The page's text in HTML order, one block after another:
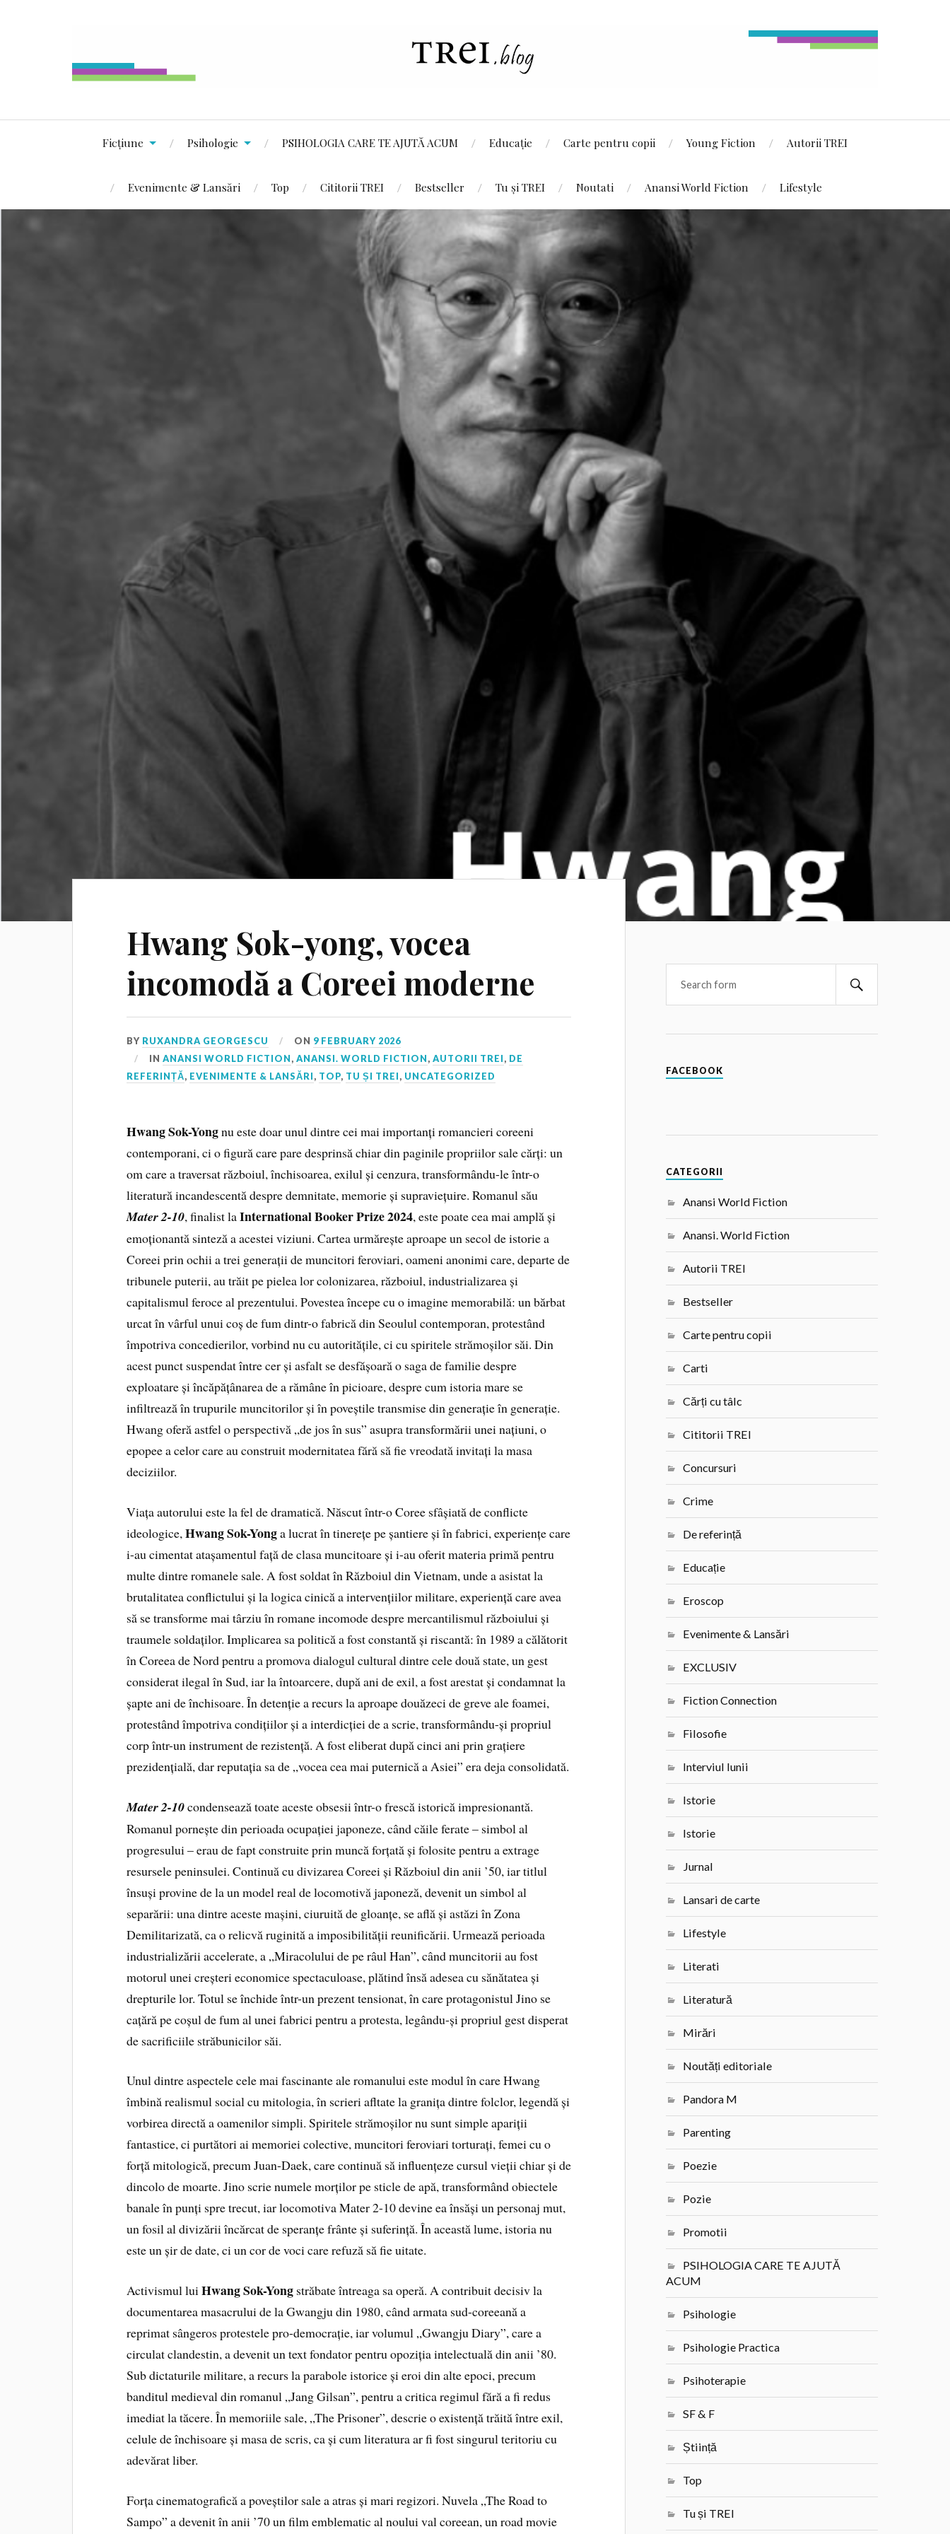
Ficțiune Psihologie PSIHOLOGIA CARE TE AJUTĂ ACUM Educație Carte pentru copii Young Fiction Autorii TREI
Evenimente & Lansări Top Cititorii TREI Bestseller Tu și TREI Noutati Anansi World Fiction Lifestyle
Hwang Sok-yong, vocea
incomodă a Coreei moderne
BY RUXANDRA GEORGESCU ON 9 FEBRUARY 2026
INANANSI WORLD FICTION,ANANSI. WORLD FICTION,AUTORII TREI, DE
REFERINȚĂ, EVENIMENTE & LANSĂRI, TOP, TU ȘI TREI, UNCATEGORIZED
Hwang Sok-Yongnu este doar unul dintre cei mai importanți romancieri coreeni
contemporani, ci o figură care pare desprinsă chiar din paginile propriilor sale cărți: un
om care a traversat războiul, închisoarea, exilul și cenzura, transformându-le într-o
literatură incandescentă despre demnitate, memorie și supraviețuire. Romanul său
Mater 2-10, finalist laInternational Booker Prize 2024, este poate cea mai amplă și
emoționantă sinteză a acestei viziuni. Cartea urmărește aproape un secol de istorie a
Coreei prin ochii a trei generații de muncitori feroviari, oameni anonimi care, departe de
tribunele puterii, au trăit pe pielea lor colonizarea, războiul, industrializarea și
capitalismul feroce al prezentului. Povestea începe cu o imagine memorabilă: un bărbat
urcat în vârful unui coș de fum dintr-o fabrică din Seoulul contemporan, protestând
împotriva concedierilor, vorbind nu cu autoritățile, ci cu spiritele strămoșilor săi. Din
acest punct suspendat între cer și asfalt se desfășoară o saga de familie despre
exploatare și încăpățânarea de a rămâne în picioare, despre cum istoria mare se
infiltrează în trupurile muncitorilor și în poveștile transmise din generație în generație.
Hwang oferă astfel o perspectivă „de jos în sus” asupra transformării unei națiuni, o
epopee a celor care au construit modernitatea fără să fie vreodată invitați la masa
deciziilor.
Viața autorului este la fel de dramatică. Născut într-o Coree sfâșiată de conflicte
ideologice,Hwang Sok-Yonga lucrat în tinerețe pe șantiere și în fabrici, experiențe care
i-au cimentat atașamentul față de clasa muncitoare și i-au oferit materia primă pentru
multe dintre romanele sale. A fost soldat în Războiul din Vietnam, unde a asistat la
brutalitatea conflictului și la logica cinică a intervențiilor militare, experiență care avea
să se transforme mai târziu în romane incomode despre mercantilismul războiului și
traumele soldaților. Implicarea sa politică a fost constantă și riscantă: în 1989 a călătorit
în Coreea de Nord pentru a promova dialogul cultural dintre cele două state, un gest
considerat ilegal în Sud, iar la întoarcere, după ani de exil, a fost arestat și condamnat la
șapte ani de închisoare. În detenție a recurs la aproape douăzeci de greve ale foamei,
protestând împotriva condițiilor și a interdicției de a scrie, transformându-și propriul
corp într-un instrument de rezistență. A fost eliberat după cinci ani prin grațiere
prezidențială, dar reputația sa de „vocea cea mai puternică a Asiei” era deja consolidată.
Mater 2-10condensează toate aceste obsesii într-o frescă istorică impresionantă.
Romanul pornește din perioada ocupației japoneze, când căile ferate – simbol al
progresului – erau de fapt construite prin muncă forțată și folosite pentru a extrage
resursele peninsulei. Continuă cu divizarea Coreei și Războiul din anii ’50, iar titlul
însuși provine de la un model real de locomotivă japoneză, devenit un simbol al
separării: una dintre aceste mașini, ciuruită de gloanțe, se află și astăzi în Zona
Demilitarizată, ca o relicvă ruginită a imposibilității reunificării. Urmează perioada
industrializării accelerate, a „Miracolului de pe râul Han”, când muncitorii au fost
motorul unei creșteri economice spectaculoase, plătind însă adesea cu sănătatea și
drepturile lor. Totul se închide într-un prezent tensionat, în care protagonistul Jino se
cațără pe coșul de fum al unei fabrici pentru a protesta, legându-și propriul gest disperat
de sacrificiile străbunicilor săi.
Unul dintre aspectele cele mai fascinante ale romanului este modul în care Hwang
îmbină realismul social cu mitologia, în scrieri afltate la granița dintre folclor, legendă și
vorbirea directă a oamenilor simpli. Spiritele strămoșilor nu sunt simple apariții
fantastice, ci purtători ai memoriei colective, muncitori feroviari torturați, femei cu o
forță mitologică, precum Juan-Daek, care continuă să influențeze cursul vieții chiar și de
dincolo de moarte. Jino scrie numele morților pe sticle de apă, transformând obiectele
banale în punți spre trecut, iar locomotiva Mater 2-10 devine ea însăși un personaj mut,
un fosil al divizării încărcat de speranțe frânte și suferință. În această lume, istoria nu
este un șir de date, ci un cor de voci care refuză să fie uitate.
Activismul luiHwang Sok-Yong străbate întreaga sa operă. A contribuit decisiv la
documentarea masacrului de la Gwangju din 1980, când armata sud-coreeană a
reprimat sângeros protestele pro-democrație, iar volumul „Gwangju Diary”, care a
circulat clandestin, a devenit un text fondator pentru opoziția intelectuală din anii ’80.
Sub dictaturile militare, a recurs la parabole istorice și eroi din alte epoci, precum
banditul medieval din romanul „Jang Gilsan”, pentru a critica regimul fără a fi redus
imediat la tăcere. În memoriile sale, „The Prisoner”, descrie o existență trăită între exil,
celule de închisoare și masa de scris, ca și cum literatura ar fi fost singurul teritoriu cu
adevărat liber.
Forța cinematografică a poveștilor sale a atras și mari regizori. Nuvela „The Road to
Sampo” a devenit în anii ’70 un film emblematic al noului val coreean, un road movie
FACEBOOK
CATEGORII
Anansi World Fiction
Anansi. World Fiction
Autorii TREI
Bestseller
Carte pentru copii
Carti
Cărți cu tâlc
Cititorii TREI
Concursuri
Crime
De referință
Educație
Eroscop
Evenimente & Lansări
EXCLUSIV
Fiction Connection
Filosofie
Interviul lunii
Istorie
Istorie
Jurnal
Lansari de carte
Lifestyle
Literati
Literatură
Mirări
Noutăți editoriale
Pandora M
Parenting
Poezie
Pozie
Promotii
PSIHOLOGIA CARE TE AJUTĂ
ACUM
Psihologie
Psihologie Practica
Psihoterapie
SF & F
Știință
Top
Tu și TREI